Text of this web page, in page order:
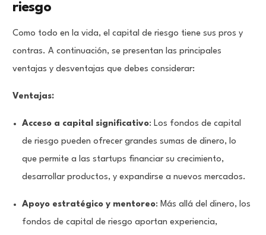
riesgo
Como todo en la vida, el capital de riesgo tiene sus pros y
contras. A continuación, se presentan las principales
ventajas y desventajas que debes considerar:
Ventajas:
Acceso a capital significativo: Los fondos de capital
de riesgo pueden ofrecer grandes sumas de dinero, lo
que permite a las startups financiar su crecimiento,
desarrollar productos, y expandirse a nuevos mercados.
Apoyo estratégico y mentoreo: Más allá del dinero, los
fondos de capital de riesgo aportan experiencia,